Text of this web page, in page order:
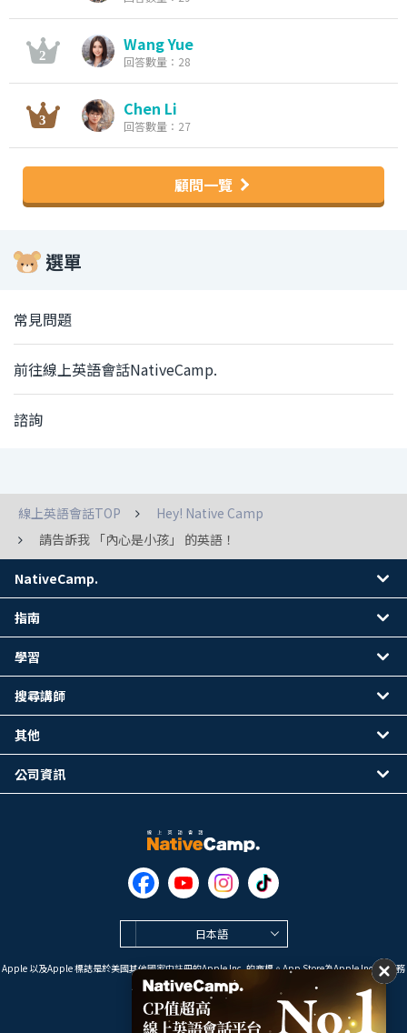
Wang Yue
回答數量：28
Chen Li
回答數量：27
顧問一覽
選單
常見問題
前往線上英語會話NativeCamp.
諮詢
線上英語會話TOP
Hey! Native Camp
請告訴我 「內心是小孩」 的英語！
日本語
Apple 以及Apple 標誌是於美國其他國家中註冊的Apple Inc. 的商標。App Store為Apple Inc. 的服務
標誌。
Google Play是 Google LLC 的商標。
NativeCamp.
指南
學習
搜尋講師
其他
公司資訊